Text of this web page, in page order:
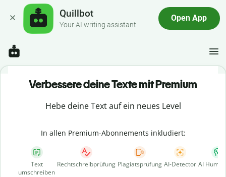
Quillbot
Your AI writing assistant
Open App
Verbessere deine Texte mit Premium
Hebe deine Text auf ein neues Level
In allen Premium-Abonnements inkludiert:
Text
umschreiben
Rechtschreibprüfung Plagiatsprüfung AI-Detector AI